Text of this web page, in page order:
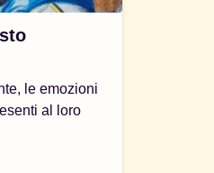
le emozioni
al loro